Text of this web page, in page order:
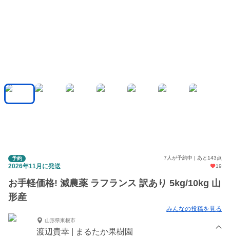
予約 7人が予約中 | あと143点
2026年11月に発送 19
お手軽価格! 減農薬 ラフランス 訳あり 5kg/10kg 山
形産
みんなの投稿を見る
山形県東根市
渡辺貴幸 | まるたか果樹園